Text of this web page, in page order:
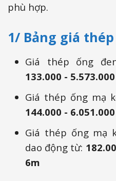
phù hợp.
1/ Bảng giá thép
Giá thép ống
133.000 -
Giá thép ống mạ
144.000 -
Giá thép ống mạ
dao động từ:
6m